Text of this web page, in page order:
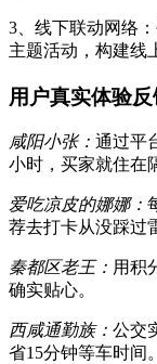
3、线下联动网络
主题活动，构建线
用户真实体验反
咸阳小张： 通过平
小时，买家就住在
爱吃凉皮的娜娜：
荐去打卡从没踩过
秦都区老王： 用积
确实贴心。
西咸通勤族： 公交
省15分钟等车时间。